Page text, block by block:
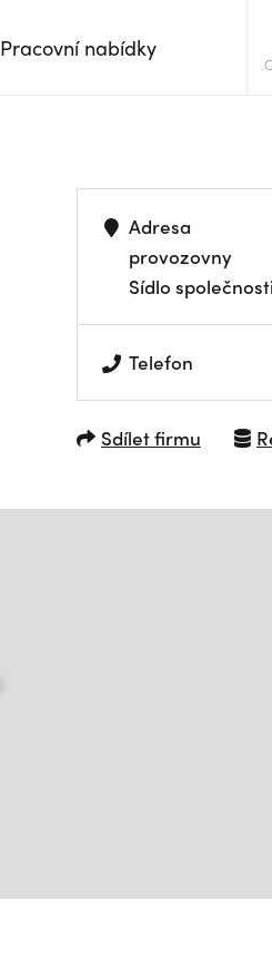
Pracovní nabídky
Adresa
provozovny
Sídlo společnosti
Telefon
Sdílet firmu